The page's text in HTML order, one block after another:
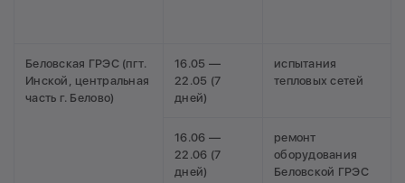
Беловская ГРЭС (пгт.
Инской, центральная
часть г. Белово)
16.05 —
22.05 (7
дней)
испытания
тепловых сетей
16.06 —
22.06 (7
дней)
ремонт
оборудования
Беловской ГРЭС